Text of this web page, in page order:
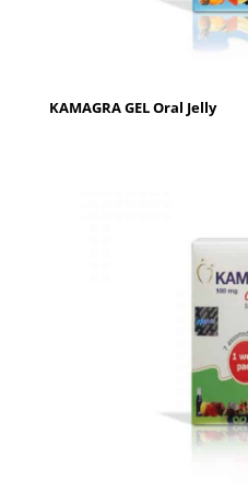
KAMAGRA GEL Oral Jelly